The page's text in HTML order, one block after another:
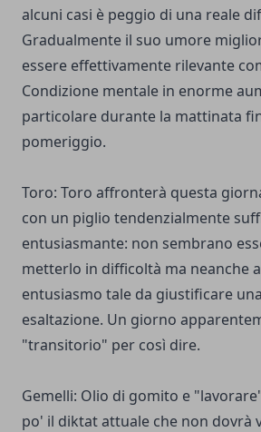
alcuni casi è peggio di una reale
Gradualmente il suo umore
essere effettivamente rilevante
Condizione mentale in enorme
particolare durante la mattinata
pomeriggio.
Toro: Toro affronterà questa
con un piglio tendenzialmente
entusiasmante: non sembrano
metterlo in difficoltà ma neanche
entusiasmo tale da giustificare
esaltazione. Un giorno
"transitorio" per così dire.
Gemelli: Olio di gomito e
po' il diktat attuale che non dovrà